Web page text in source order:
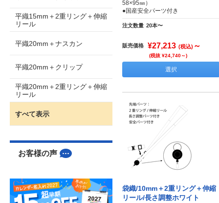
58×95㎜）
●国産安全パーツ付き
注文数量 20本〜
販売価格 ¥27,213 (税込) ～
(税抜 ¥24,740～)
選択
袋織/10mm＋2重リング＋伸縮
リール/長さ調整ホワイト
平織15mm＋2重リング＋伸縮
リール
平織20mm＋ナスカン
平織20mm＋クリップ
平織20mm＋2重リング＋伸縮
リール
すべて表示
お客様の声